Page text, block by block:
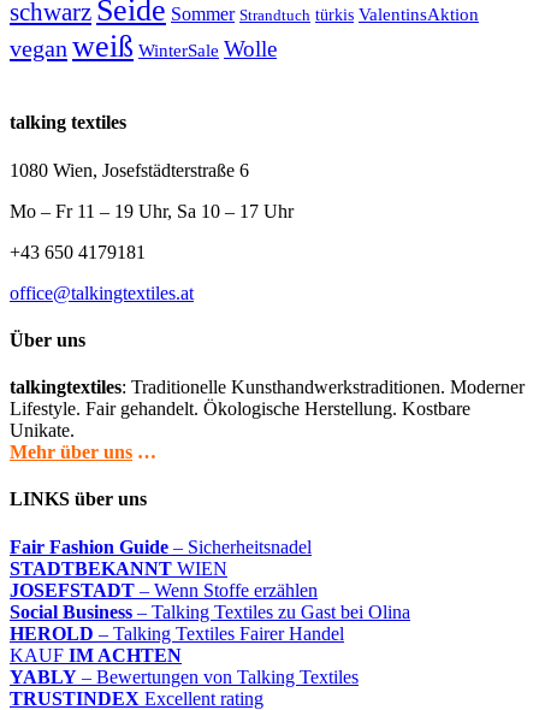
schwarz Seide Sommer Strandtuch türkis ValentinsAktion
vegan weiß WinterSale Wolle
talking textiles
1080 Wien, Josefstädterstraße 6
Mo – Fr 11 – 19 Uhr, Sa 10 – 17 Uhr
+43 650 4179181
office@talkingtextiles.at
Über uns
talkingtextiles: Traditionelle Kunsthandwerkstraditionen. Moderner
Lifestyle. Fair gehandelt. Ökologische Herstellung. Kostbare
Unikate.
Mehr über uns …
LINKS über uns
Fair Fashion Guide – Sicherheitsnadel
STADTBEKANNT WIEN
JOSEFSTADT – Wenn Stoffe erzählen
Social Business – Talking Textiles zu Gast bei Olina
HEROLD – Talking Textiles Fairer Handel
KAUF IM ACHTEN
YABLY – Bewertungen von Talking Textiles
TRUSTINDEX Excellent rating